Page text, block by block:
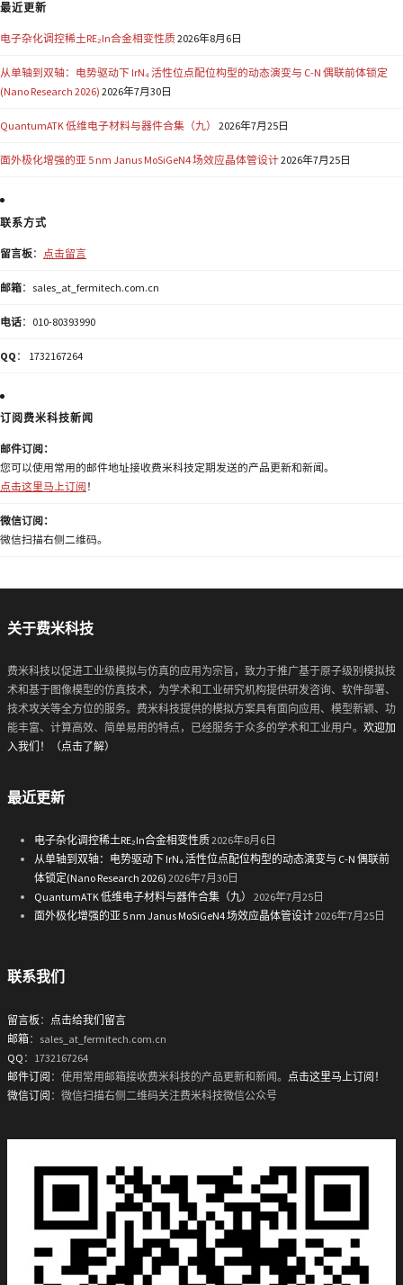
最近更新
电子杂化调控稀土RE₂In合金相变性质2026年8月6日
从单轴到双轴：电势驱动下 IrN₄ 活性位点配位构型的动态演变与 C-N 偶联前体锁定
(Nano Research 2026) 2026年7月30日
QuantumATK 低维电子材料与器件合集（九） 2026年7月25日
面外极化增强的亚 5 nm Janus MoSiGeN4 场效应晶体管设计2026年7月25日
联系方式
留言板： 点击留言
邮箱：sales_at_fermitech.com.cn
电话：010-80393990
QQ ： 1732167264
订阅费米科技新闻
邮件订阅：
您可以使用常用的邮件地址接收费米科技定期发送的产品更新和新闻。
点击这里马上订阅 ！
微信订阅：
微信扫描右侧二维码。
关于费米科技
费米科技以促进工业级模拟与仿真的应用为宗旨，致力于推广基于原子级别模拟技
术和基于图像模型的仿真技术，为学术和工业研究机构提供研发咨询、软件部署、
技术攻关等全方位的服务。费米科技提供的模拟方案具有面向应用、模型新颖、功
能丰富、计算高效、简单易用的特点，已经服务于众多的学术和工业用户。 欢迎加
入我们！（点击了解）
最近更新
电子杂化调控稀土RE₂In合金相变性质2026年8月6日
从单轴到双轴：电势驱动下 IrN₄ 活性位点配位构型的动态演变与 C-N 偶联前
体锁定(Nano Research 2026) 2026年7月30日
QuantumATK 低维电子材料与器件合集（九）
2026年7月25日
面外极化增强的亚 5 nm Janus MoSiGeN4 场效应晶体管设计2026年7月25日
联系我们
留言板 ： 点击给我们留言
邮箱：sales_at_fermitech.com.cn
QQ ：1732167264
邮件订阅 ：使用常用邮箱接收费米科技的产品更新和新闻。 点击这里马上订阅！
微信订阅 ：微信扫描右侧二维码关注费米科技微信公众号